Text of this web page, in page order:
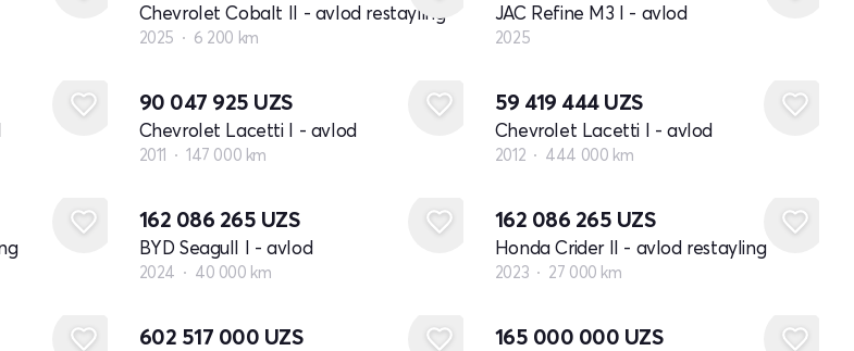
Chevrolet Cobalt II - avlod restayling
2025 6 200 km
JAC Refine M3 I - avlod
2025
90 047 925 UZS
Chevrolet Lacetti I - avlod
2011 147 000 km
59 419 444 UZS
Chevrolet Lacetti I - avlod
2012 444 000 km
162 086 265 UZS
BYD Seagull I - avlod
2024 40 000 km
162 086 265 UZS
Honda Crider II - avlod restayling
2023 27 000 km
602 517 000 UZS 165 000 000 UZS